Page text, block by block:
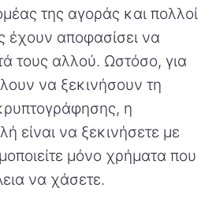
της αγοράς και πολλοί
έχουν αποφασίσει να
τους αλλού. Ωστόσο, για
να ξεκινήσουν τη
η
είναι να ξεκινήσετε με
μόνο χρήματα που
να χάσετε.